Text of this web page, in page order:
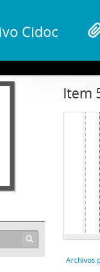
Cidoc
Item
Archivos